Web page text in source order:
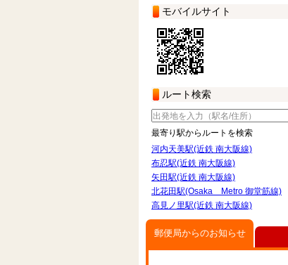
モバイルサイト
ルート検索
最寄り駅からルートを検索
河内天美駅(近鉄 南大阪線)
布忍駅(近鉄 南大阪線)
矢田駅(近鉄 南大阪線)
北花田駅(Osaka Metro 御堂筋線)
高見ノ里駅(近鉄 南大阪線)
郵便局からのお知らせ